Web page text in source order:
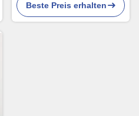
Beste Preis erhalten